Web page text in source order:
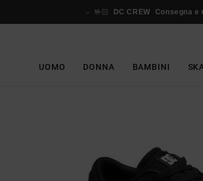
🤟🏻 DC CREW Consegna e
UOMO DONNA BAMBINI